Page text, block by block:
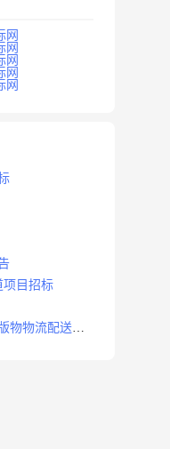
网
网
网
网
网
项目招标
物物流配送中